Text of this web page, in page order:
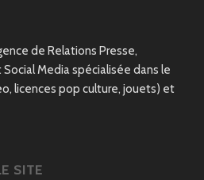
de Relations Presse,
Media spécialisée dans le
licences pop culture, jouets) et
SITE